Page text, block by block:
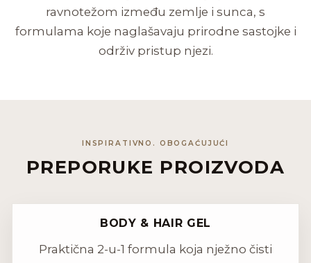
ravnotežom između zemlje i sunca, s
formulama koje naglašavaju prirodne sastojke i
održiv pristup njezi.
INSPIRATIVNO. OBOGAĆUJUĆI
PREPORUKE PROIZVODA
BODY & HAIR GEL
Praktična 2-u-1 formula koja nježno čisti